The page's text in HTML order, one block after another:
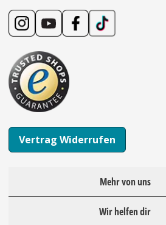
Vertrag Widerrufen
Mehr von uns
Wir helfen dir